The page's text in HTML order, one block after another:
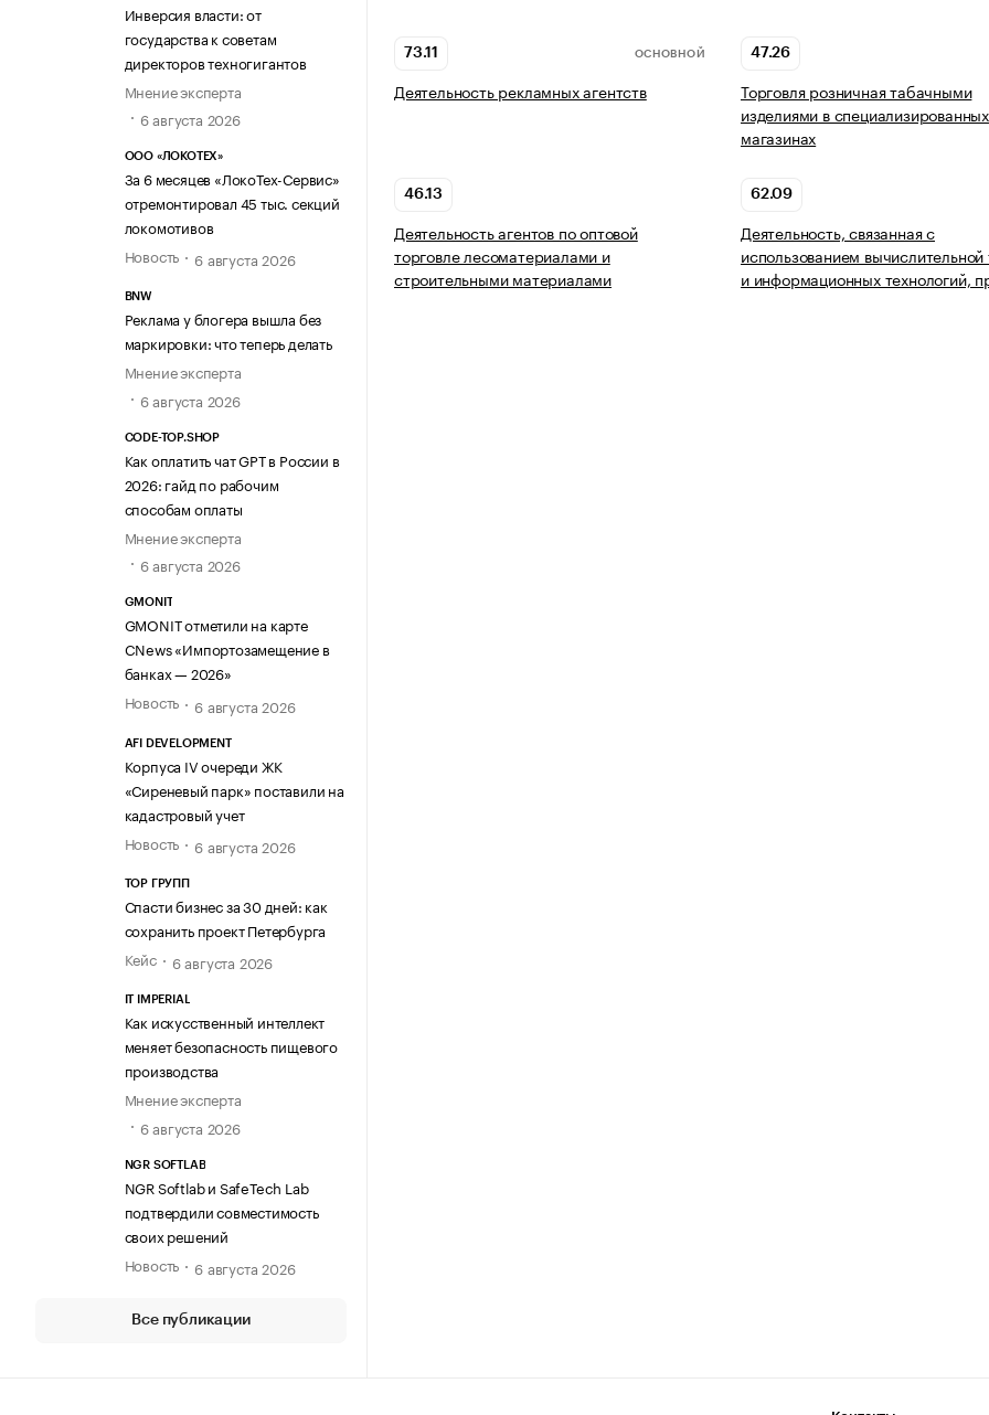
Инверсия власти: от
государства к советам
директоров техногигантов
Мнение эксперта
6 августа 2026
ООО «ЛОКОТЕХ»
За 6 месяцев «ЛокоТех-Сервис»
отремонтировал 45 тыс. секций
локомотивов
Новость
6 августа 2026
BNW
Реклама у блогера вышла без
маркировки: что теперь делать
Мнение эксперта
6 августа 2026
CODE-TOP.SHOP
Как оплатить чат GPT в России в
2026: гайд по рабочим
способам оплаты
Мнение эксперта
6 августа 2026
GMONIT
GMONIT отметили на карте
CNews «Импортозамещение в
банках — 2026»
Новость
6 августа 2026
AFI DEVELOPMENT
Корпуса IV очереди ЖК
«Сиреневый парк» поставили на
кадастровый учет
Новость
6 августа 2026
ТОР ГРУПП
Спасти бизнес за 30 дней: как
сохранить проект Петербурга
Кейс
6 августа 2026
IT IMPERIAL
Как искусственный интеллект
меняет безопасность пищевого
производства
Мнение эксперта
6 августа 2026
NGR SOFTLAB
NGR Softlab и SafeTech Lab
подтвердили совместимость
своих решений
Новость
6 августа 2026
Все публикации
73.11 ОСНОВНОЙ
Деятельность рекламных агентств
47.26
Торговля розничная табачными
изделиями в специализированных
магазинах
46.13
Деятельность агентов по оптовой
торговле лесоматериалами и
строительными материалами
62.09
Деятельность, связанная с
использованием вычислительной
и информационных технологий,